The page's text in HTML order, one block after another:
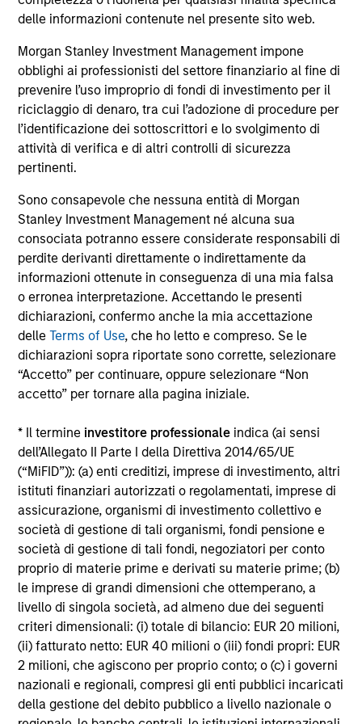
delle informazioni contenute nel presente sito web.
Morgan Stanley Investment Management impone
obblighi ai professionisti del settore finanziario al fine di
prevenire l’uso improprio di fondi di investimento per il
riciclaggio di denaro, tra cui l’adozione di procedure per
l’identificazione dei sottoscrittori e lo svolgimento di
attività di verifica e di altri controlli di sicurezza
pertinenti.
Sono consapevole che nessuna entità di Morgan
Stanley Investment Management né alcuna sua
consociata potranno essere considerate responsabili di
perdite derivanti direttamente o indirettamente da
informazioni ottenute in conseguenza di una mia falsa
o erronea interpretazione. Accettando le presenti
dichiarazioni, confermo anche la mia accettazione
delleTerms of Use, che ho letto e compreso. Se le
dichiarazioni sopra riportate sono corrette, selezionare
“Accetto” per continuare, oppure selezionare “Non
accetto” per tornare alla pagina iniziale.
* Il termine investitore professionale indica (ai sensi
dell’Allegato II Parte I della Direttiva 2014/65/UE
(“MiFID”)): (a) enti creditizi, imprese di investimento, altri
istituti finanziari autorizzati o regolamentati, imprese di
assicurazione, organismi di investimento collettivo e
società di gestione di tali organismi, fondi pensione e
società di gestione di tali fondi, negoziatori per conto
proprio di materie prime e derivati su materie prime; (b)
le imprese di grandi dimensioni che ottemperano, a
livello di singola società, ad almeno due dei seguenti
criteri dimensionali: (i) totale di bilancio: EUR 20 milioni,
(ii) fatturato netto: EUR 40 milioni o (iii) fondi propri: EUR
2 milioni, che agiscono per proprio conto; o (c) i governi
nazionali e regionali, compresi gli enti pubblici incaricati
della gestione del debito pubblico a livello nazionale o
all’emissione e al rimborso delle azioni. La fonte di tutti i
Investment Management Limited (“MSIM Ltd”).
Il valore degli investimenti e i proventi da essi derivanti
possono aumentare come diminuire e un investitore può
non
recuperare l'importo investito.
I dati di performance per i comparti con track record
inferiore a un anno non sono illustrati. Le performance sono
calcolate al netto delle commissioni. I dati di performance
da inizio anno non sono annualizzati. Le performance di
altre classi di azioni, se disponibili, potrebbero essere
diverse. Prima di investire si consiglia di valutare
attentamente gli obiettivi d’investimento, i rischi, le
commissioni e le spese del comparto.
Il ricorso alla leva aumenta i rischi: una variazione
relativamente contenuta nel valore di un investimento può
determinare una variazione molto più elevata, sia in senso
positivo che negativo, nel valore di quell’investimento e, di
conseguenza, nel valore del Comparto.
Alcuni documenti disponibili in questo sito possono
riguardare più comparti della gamma Morgan Stanley
sono disponibili in tutte le giurisdizioni e che i comparti non
sono disponibili per le persone residenti nelle giurisdizioni
in cui tale distribuzione o disponibilità sia contraria alle
leggi o ai regolamenti locali.
Più alta è la categoria (1-7), maggiore è il potenziale di
rendimento, ma anche il rischio di perdere l’investimento.
La categoria 1 non indica un investimento privo di rischio. Si
rimanda al Documento contenente informazioni chiave per
gli investitori (KIID), nella sezione Risorse, per il rating di
rischio specifico per le classi di azioni e le avvertenze.
Il Morningstar Rating™, o “star rating” viene calcolato per i
prodotti gestiti (inclusi fondi comuni, sottoconti di rendite
variabili e polizze vita variabili, exchange-traded fund, fondi
chiusi e conti separati) con uno storico minimo di tre anni.
Gli exchange-traded fund e i fondi comuni aperti sono
considerati come un’unica categoria a fini comparativi. Il
rating viene calcolato sulla base di una misura del